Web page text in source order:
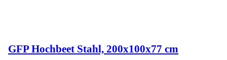
GFP Hochbeet Stahl, 200x100x77 cm